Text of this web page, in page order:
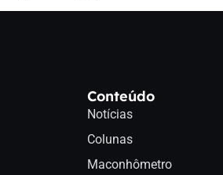
Conteúdo
Notícias
Colunas
Maconhômetro